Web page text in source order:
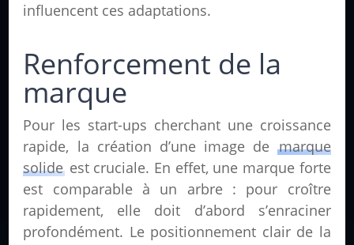
influencent ces adaptations.
Renforcement de la
marque
Pour les start-ups cherchant une croissance
rapide, la création d’une image de marque
solide est cruciale. En effet, une marque forte
est comparable à un arbre : pour croître
rapidement, elle doit d’abord s’enraciner
profondément. Le positionnement clair de la